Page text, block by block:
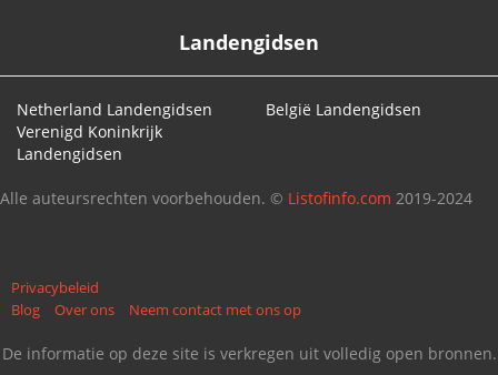
Landengidsen
Netherland Landengidsen
België Landengidsen
Verenigd Koninkrijk
Landengidsen
Alle auteursrechten voorbehouden. © Listofinfo.com 2019-2024
Privacybeleid
Blog
Over ons Neem contact met ons op
De informatie op deze site is verkregen uit volledig open bronnen.